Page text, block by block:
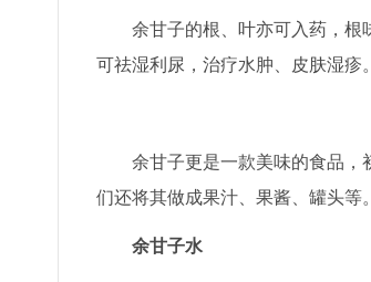
余甘子的根、叶亦可入药，根
可祛湿利尿，治疗水肿、皮肤湿疹。
余甘子更是一款美味的食品，
们还将其做成果汁、果酱、罐头等
余甘子水